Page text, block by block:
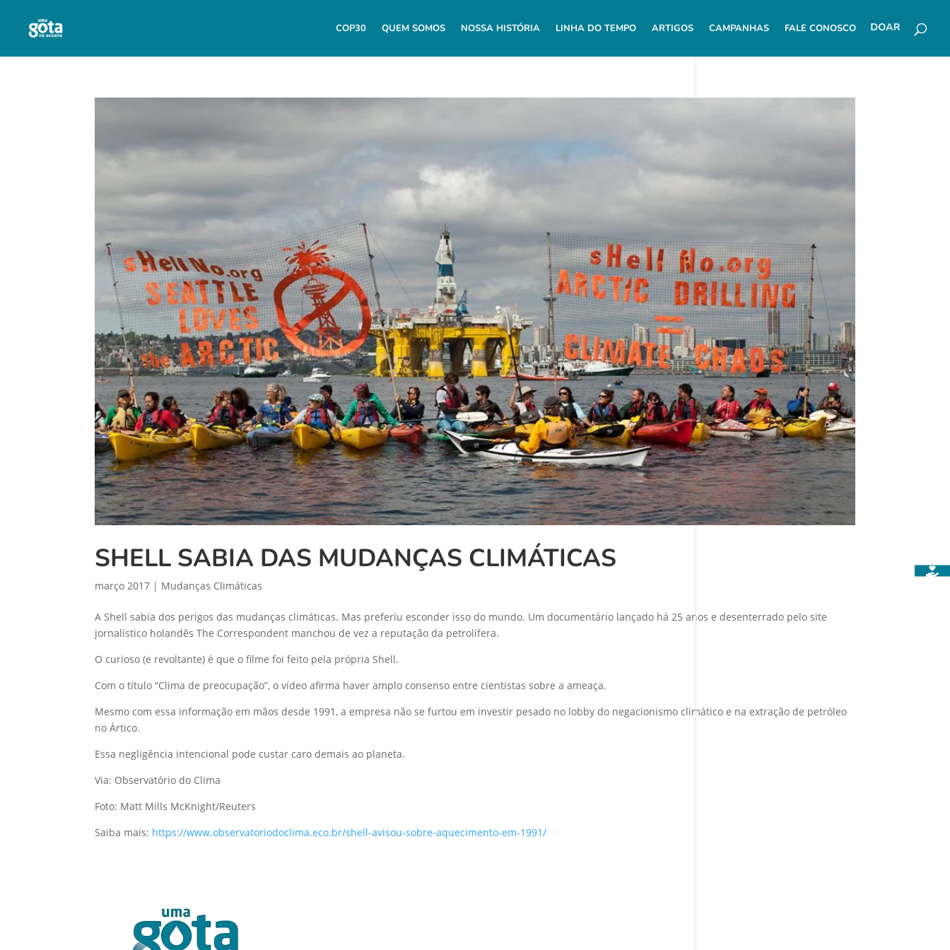
COP30 QUEM SOMOS NOSSA HISTÓRIA LINHA DO TEMPO ARTIGOS CAMPANHAS FALE CONOSCO DOAR
SHELL SABIA DAS MUDANÇAS CLIMÁTICAS
março 2017 | Mudanças Climáticas
A Shell sabia dos perigos das mudanças climáticas. Mas preferiu esconder isso do mundo. Um documentário lançado há 25 anos e desenterrado pelo site
jornalístico holandês The Correspondent manchou de vez a reputação da petrolífera.
O curioso (e revoltante) é que o filme foi feito pela própria Shell.
Com o título “Clima de preocupação”, o vídeo afirma haver amplo consenso entre cientistas sobre a ameaça.
Mesmo com essa informação em mãos desde 1991, a empresa não se furtou em investir pesado no lobby do negacionismo climático e na extração de petróleo
no Ártico.
Essa negligência intencional pode custar caro demais ao planeta.
Via: Observatório do Clima
Foto: Matt Mills McKnight/Reuters
Saiba mais: https://www.observatoriodoclima.eco.br/shell-avisou-sobre-aquecimento-em-1991/